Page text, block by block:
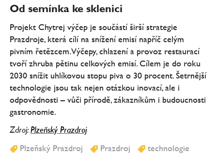
Od semínka ke sklenici
Projekt Chytrej výčep je součástí širší strategie
Prazdroje, která cílí na snížení emisí napříč celým
pivním řetězcem. Výčepy, chlazení a provoz restaurací
tvoří zhruba pětinu celkových emisí. Cílem je do roku
2030 snížit uhlíkovou stopu piva o 30 procent. Šetrnější
technologie jsou tak nejen otázkou inovací, ale i
odpovědnosti – vůči přírodě, zákazníkům i budoucnosti
gastronomie.
Zdroj:Plzeňský Prazdroj
Plzeňský Prazdroj
Prazdroj
technologie